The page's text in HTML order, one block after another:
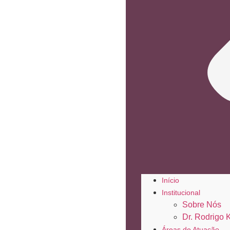
Início
Institucional
Sobre Nós
Dr. Rodrigo